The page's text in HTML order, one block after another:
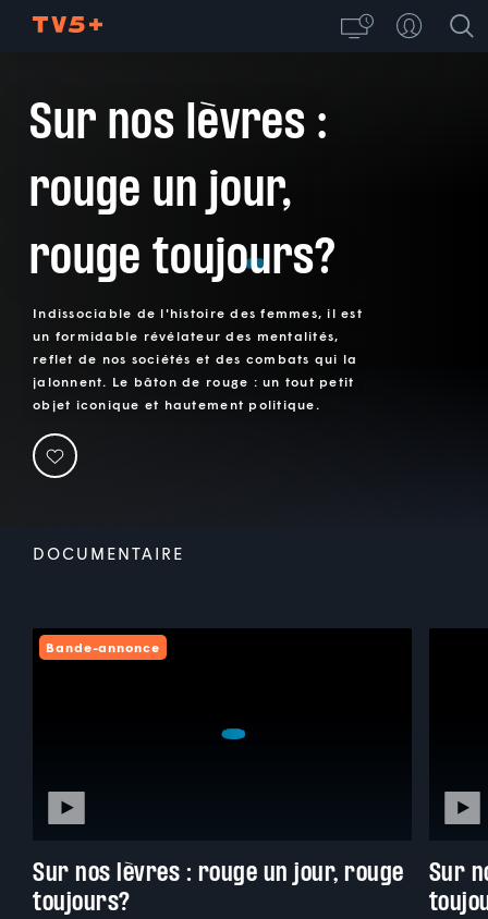
Sur nos lèvres :
rouge un jour,
rouge toujours?
Indissociable de l'histoire des femmes, il est
un formidable révélateur des mentalités,
reflet de nos sociétés et des combats qui la
jalonnent. Le bâton de rouge : un tout petit
objet iconique et hautement politique.
DOCUMENTAIRE
Bande-annonce
Sur nos lèvres : rouge un jour, rouge
toujours?
Sur